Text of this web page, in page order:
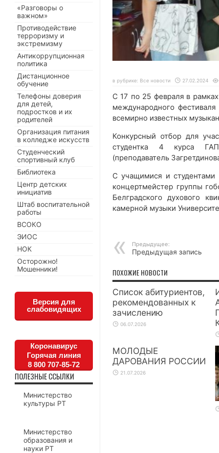
в рубрике: Все новости 27.02.2024
С 17 по 25 февраля в
международного
всемирно известных
Конкурсный отбор для
студентка 4 курса
(преподаватель
С учащимися и
концертмейстер группы
Белградского духового
камерной музыки
Предыдущее:
Предыдущая запись
ПОХОЖИЕ НОВОСТИ
Список абитуриентов,
рекомендованных к
зачислению
06.07.2026
МОЛОДЫЕ
ДАРОВАНИЯ РОССИИ
21.07.2026
«Разговоры о
важном»
Противодействие
терроризму и
экстремизму
Антикоррупционная
политика
Дистанционное
обучение
Телефоны доверия
для детей,
подростков и их
родителей
Организация питания
в колледже искусств
Студенческий
спортивный клуб
Библиотека
Центр детских
инициатив
Штаб воспитательной
работы
ВСОКО
ЭИОС
НОК
Осторожно!
Мошенники!
Версия для
слабовидящих
Коронавирус
Горячая линия
8 800 707-85-72
ПОЛЕЗНЫЕ ССЫЛКИ
Министерство
культуры РТ
Министерство
образования и
науки РТ